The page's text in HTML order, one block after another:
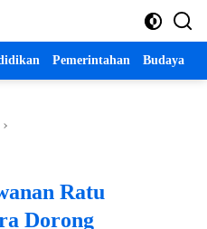
Pemerintahan Budaya
Ratu
Dorong